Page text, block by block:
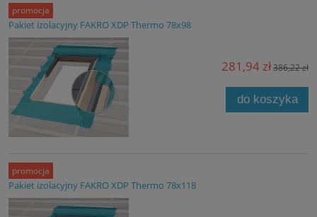
Pakiet izolacyjny FAKRO XDP Thermo 78x98
281,94 zł386,22 zł
do koszyka
promocja
Pakiet izolacyjny FAKRO XDP Thermo 78x118
promocja